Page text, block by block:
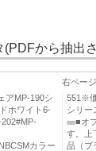
から抽出
アMP-190シ
ホワイト6-
カラー
右ペー
551※
シリー
㎜■オ
す。上
品（ブ